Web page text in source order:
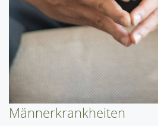
Männerkrankheiten